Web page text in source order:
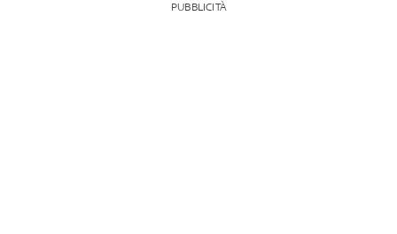
PUBBLICITÀ